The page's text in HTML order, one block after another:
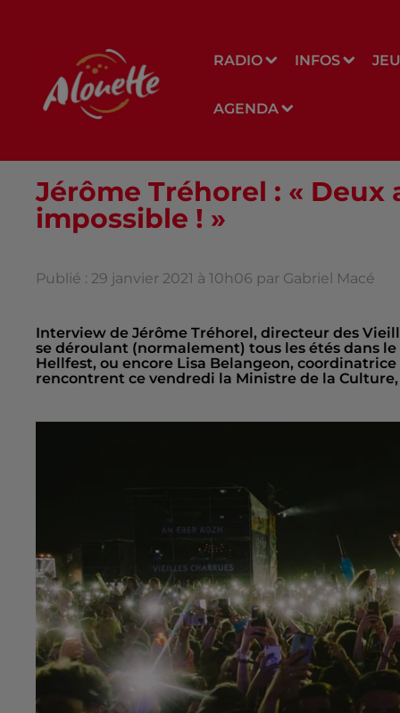
RADIO INFOS
AGENDA
Jérôme Tréhorel : « Deux
impossible ! »
Publié : 29 janvier 2021 à 10h06 par Gabriel Macé
Interview de Jérôme Tréhorel, directeur des
se déroulant (normalement) tous les étés dans
Hellfest, ou encore Lisa Belangeon,
rencontrent ce vendredi la Ministre de la Culture,